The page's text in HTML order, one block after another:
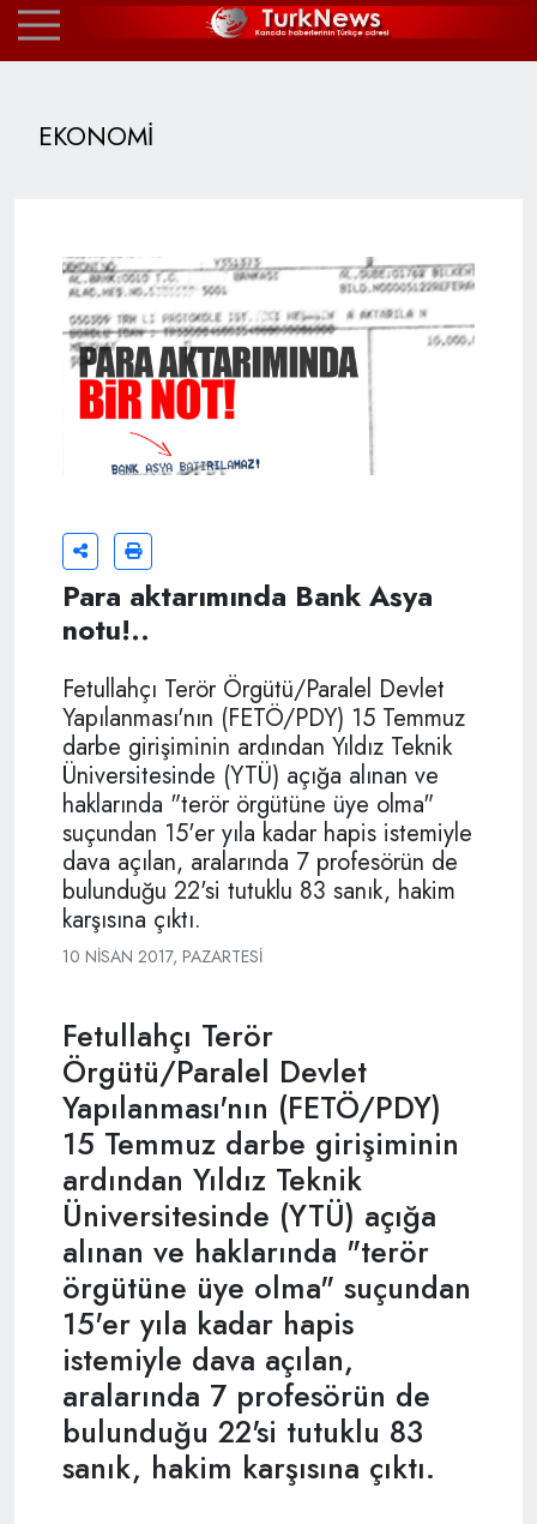
EKONOMİ
Para aktarımında Bank Asya
notu!..
Fetullahçı Terör Örgütü/Paralel Devlet
Yapılanması'nın (FETÖ/PDY) 15 Temmuz
darbe girişiminin ardından Yıldız Teknik
Üniversitesinde (YTÜ) açığa alınan ve
haklarında "terör örgütüne üye olma"
suçundan 15'er yıla kadar hapis istemiyle
dava açılan, aralarında 7 profesörün de
bulunduğu 22'si tutuklu 83 sanık, hakim
karşısına çıktı.
10 NISAN 2017, PAZARTESI
Fetullahçı Terör
Örgütü/Paralel Devlet
Yapılanması'nın (FETÖ/PDY)
15 Temmuz darbe girişiminin
ardından Yıldız Teknik
Üniversitesinde (YTÜ) açığa
alınan ve haklarında "terör
örgütüne üye olma" suçundan
15'er yıla kadar hapis
istemiyle dava açılan,
aralarında 7 profesörün de
bulunduğu 22'si tutuklu 83
sanık, hakim karşısına çıktı.